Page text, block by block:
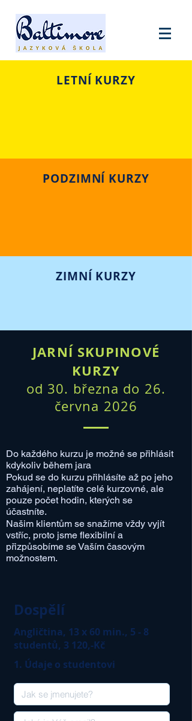
LETNÍ KURZY
PODZIMNÍ KURZY
ZIMNÍ KURZY
JARNÍ SKUPINOVÉ
KURZY
od 30. března do 26.
června 2026
​Do každého kurzu je možné se přihlásit
kdykoliv během jara
Pokud se do kurzu přihlásíte až po jeho
zahájení, neplatíte celé kurzovné, ale
pouze počet hodin, kterých se
účastníte.
Našim klientům se snažíme vždy vyjít
vstříc, proto jsme flexibilní a
přizpůsobíme se Vaším časovým
možnostem.
Dospělí
Angličtina, 13 x 60 min., 5 - 8
studentů, 3 120,-Kč
1. Údaje o studentovi